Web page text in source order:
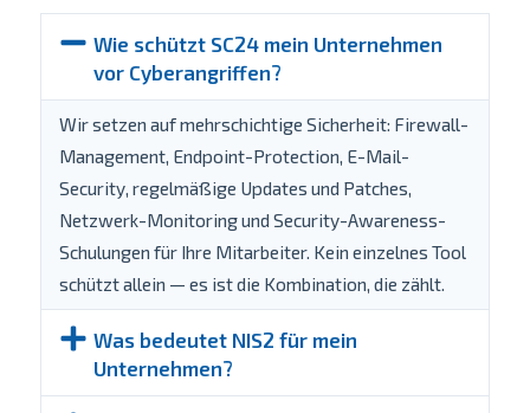
Wie schützt SC24 mein Unternehmen
vor Cyberangriffen?
Wir setzen auf mehrschichtige Sicherheit: Firewall-
Management, Endpoint-Protection, E-Mail-
Security, regelmäßige Updates und Patches,
Netzwerk-Monitoring und Security-Awareness-
Schulungen für Ihre Mitarbeiter. Kein einzelnes Tool
schützt allein — es ist die Kombination, die zählt.
Was bedeutet NIS2 für mein
Unternehmen?